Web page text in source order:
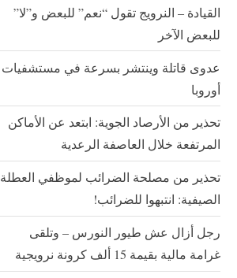
القيادة – النرويج تقول “نعم” للبعض و”لا”
للبعض الآخر
عدوى قاتلة وينتشر بسرعة في مستشفيات
أوروبا
تحذير من الأرصاد الجوية: ابتعد عن الأماكن
المرتفعة خلال العاصفة الرعدية
تحذير من مصلحة الضرائب لموظفي العطلة
الصيفية: انتبهوا للضرائب!
رجل أزال عش طيور النورس – وتلقى
غرامة مالية بقيمة 15 ألف كرونة نرويجية